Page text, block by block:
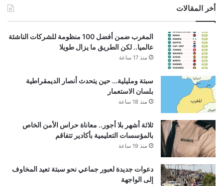
أخر المقالات
المغرب ضمن أفضل 100 منظومة للشركات الناشئة
عالميا.. لكن الطريق ما يزال طويلا
منذ 17 ساعة
سبتة ومليلية… حين يتحدث أنصار الديمقراطية
بلسان الاستعمار
منذ 18 ساعة
ثلاثة أشهر بلا أجور.. معاناة حراس الأمن الخاص
بالمؤسسات التعليمية بأكادير تتفاقم
منذ 19 ساعة
دعوات جديدة لعبور جماعي نحو سبتة تعيد المخاوف
إلى الواجهة